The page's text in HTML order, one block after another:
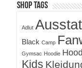
Shop Tags
Adlut
Black Camp
Gymsac Hoodie
Kids